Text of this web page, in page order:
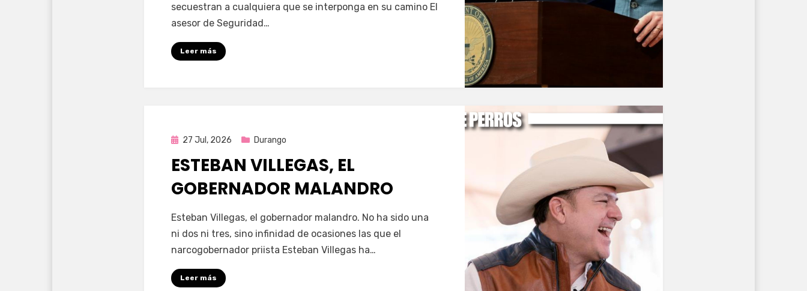
secuestran a cualquiera que se interponga en su camino El
asesor de Seguridad…
Leer más
Publicada
27 Jul, 2026 Durango
ESTEBAN VILLEGAS, EL
GOBERNADOR MALANDRO
porFernando Miranda Servín
Esteban Villegas, el gobernador malandro. No ha sido una
ni dos ni tres, sino infinidad de ocasiones las que el
narcogobernador priista Esteban Villegas ha…
Leer más